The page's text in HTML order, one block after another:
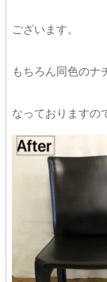
ございます。
もちろん同色のナ
なっておりますの